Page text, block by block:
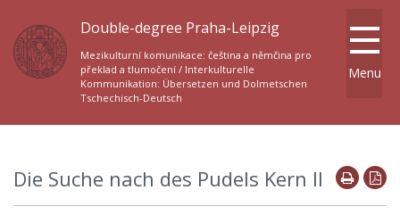
Double-degree Praha-Leipzig
Mezikulturní komunikace: čeština a němčina pro
překlad a tlumočení / Interkulturelle
Kommunikation: Übersetzen und Dolmetschen
Tschechisch-Deutsch
Die Suche nach des Pudels Kern II
Menu